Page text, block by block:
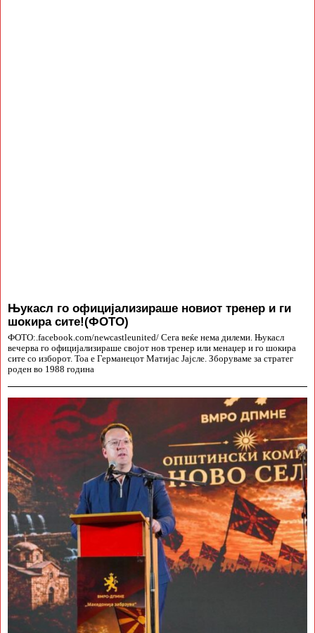
Њукасл го официјализираше новиот тренер и ги
шокира сите!(ФОТО)
ФОТО:.facebook.com/newcastleunited/ Сега веќе нема дилеми. Њукасл
вечерва го официјализираше својот нов тренер или менаџер и го шокира
сите со изборот. Тоа е Германецот Матијас Јајсле. Зборуваме за стратег
роден во 1988 година